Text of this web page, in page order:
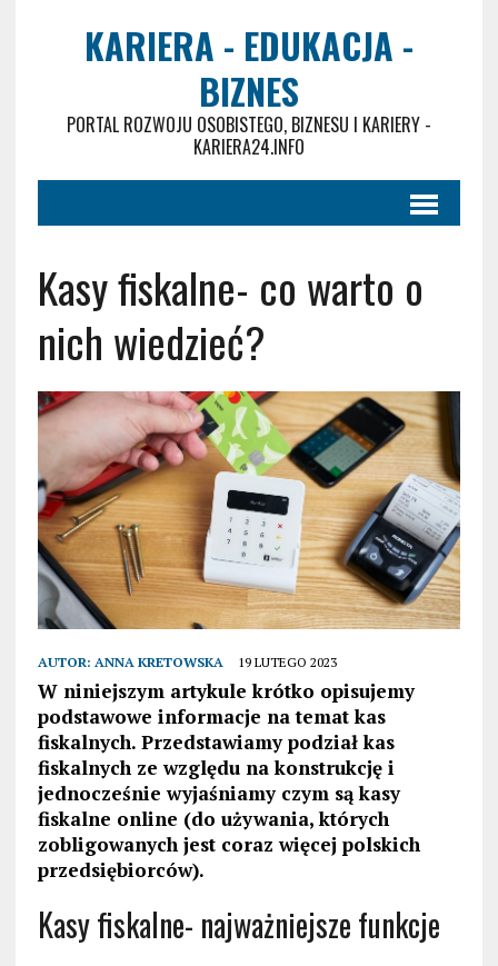
KARIERA - EDUKACJA -
BIZNES
PORTAL ROZWOJU OSOBISTEGO, BIZNESU I KARIERY -
KARIERA24.INFO
Kasy fiskalne- co warto o
nich wiedzieć?
AUTOR: ANNA KRETOWSKA 19 LUTEGO 2023
W niniejszym artykule krótko opisujemy
podstawowe informacje na temat kas
fiskalnych. Przedstawiamy podział kas
fiskalnych ze względu na konstrukcję i
jednocześnie wyjaśniamy czym są kasy
fiskalne online (do używania, których
zobligowanych jest coraz więcej polskich
przedsiębiorców).
Kasy fiskalne- najważniejsze funkcje